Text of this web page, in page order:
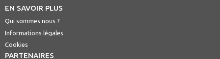
EN SAVOIR PLUS
Qui sommes nous ?
Informations légales
Cookies
PARTENAIRES